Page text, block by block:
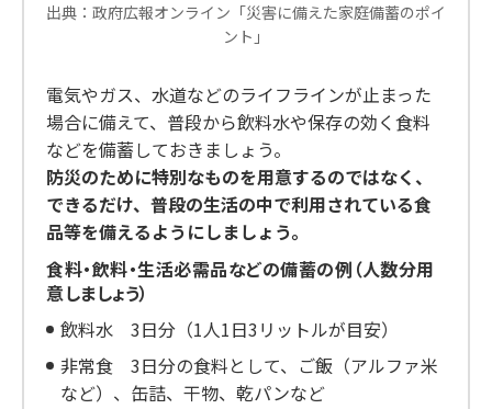
出典：政府広報オンライン「災害に備えた家庭備蓄のポイ
ント」
電気やガス、水道などのライフラインが止まった
場合に備えて、普段から飲料水や保存の効く食料
などを備蓄しておきましょう。
防災のために特別なものを用意するのではなく、
できるだけ、普段の生活の中で利用されている食
品等を備えるようにしましょう。
食料・飲料・生活必需品などの備蓄の例（人数分用
意しましょう）
飲料水 3日分（1人1日3リットルが目安）
非常食 3日分の食料として、ご飯（アルファ米
など）、缶詰、干物、乾パンなど